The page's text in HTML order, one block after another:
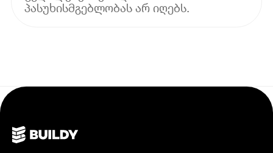
პასუხისმგებლობას არ იღებს.